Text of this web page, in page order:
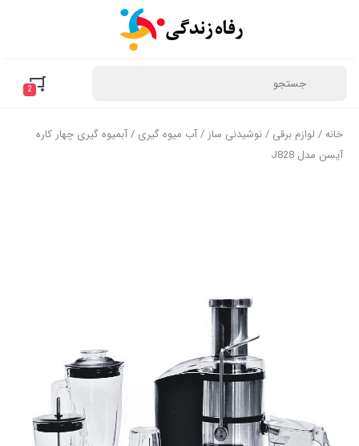
2
خانه/ لوازم برقی /نوشیدنی ساز /آب میوه گیری / آبمیوه گیری چهار کاره
آیسن مدل J828